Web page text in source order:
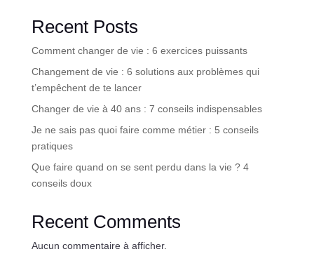
Recent Posts
Comment changer de vie : 6 exercices puissants
Changement de vie : 6 solutions aux problèmes qui
t’empêchent de te lancer
Changer de vie à 40 ans : 7 conseils indispensables
Je ne sais pas quoi faire comme métier : 5 conseils
pratiques
Que faire quand on se sent perdu dans la vie ? 4
conseils doux
Recent Comments
Aucun commentaire à afficher.